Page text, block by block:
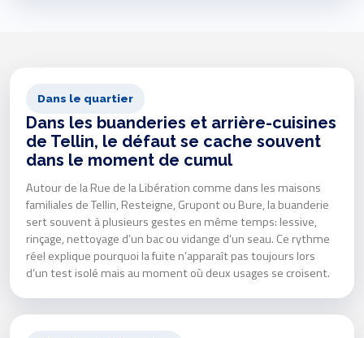
Dans le quartier
Dans les buanderies et arrière-cuisines
de Tellin, le défaut se cache souvent
dans le moment de cumul
Autour de la Rue de la Libération comme dans les maisons
familiales de Tellin, Resteigne, Grupont ou Bure, la buanderie
sert souvent à plusieurs gestes en même temps: lessive,
rinçage, nettoyage d’un bac ou vidange d’un seau. Ce rythme
réel explique pourquoi la fuite n’apparaît pas toujours lors
d’un test isolé mais au moment où deux usages se croisent.